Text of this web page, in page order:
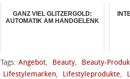
GANZ VIEL GLITZERGOLD:
AUTOMATIK AM HANDGELENK
Tags: Angebot, Beauty, Beauty-
Lifestylemarken, Lifestyleprodukte,